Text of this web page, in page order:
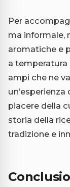
Per
ma informale,
aromatiche e
a temperatura
ampi che ne
piacere della
storia della
tradizione e